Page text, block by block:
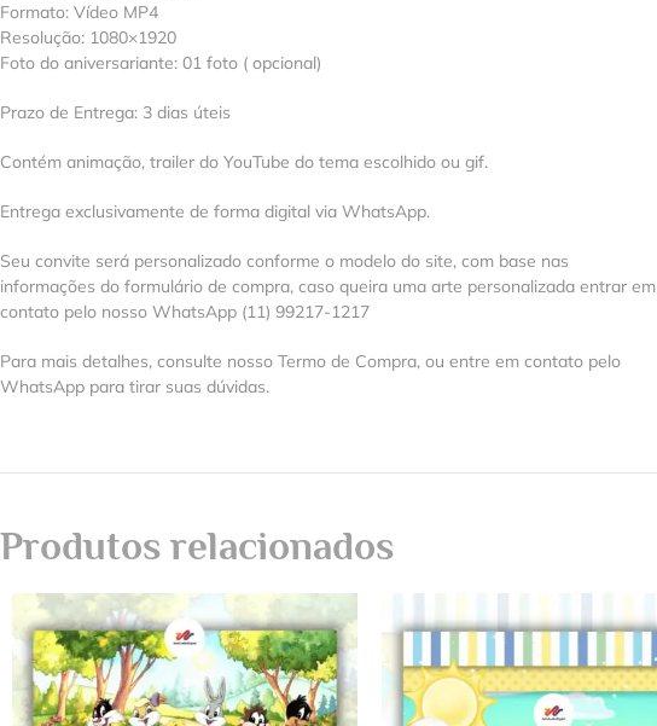
Formato: Vídeo MP4
Resolução: 1080×1920
Foto do aniversariante: 01 foto ( opcional)
Prazo de Entrega: 3 dias úteis
Contém animação, trailer do YouTube do tema escolhido ou gif.
Entrega exclusivamente de forma digital via WhatsApp.
Seu convite será personalizado conforme o modelo do site, com base nas
informações do formulário de compra, caso queira uma arte personalizada entrar em
contato pelo nosso WhatsApp (11) 99217-1217
Para mais detalhes, consulte nosso Termo de Compra, ou entre em contato pelo
WhatsApp para tirar suas dúvidas.
Produtos relacionados